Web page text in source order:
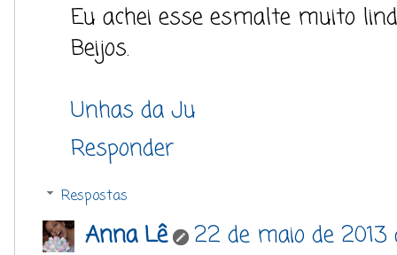
Eu achei esse esmalte muito
Beijos.
Unhas da Ju
Responder
Respostas
Anna Lê
22 de maio de 2013